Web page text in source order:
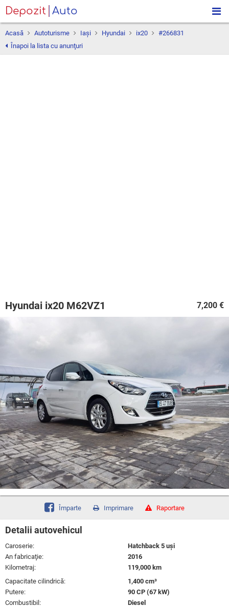
Depozit Auto
Acasă Autoturisme Iaşi Hyundai ix20
#266831
Înapoi la lista cu anunţuri
7,200 €
Hyundai ix20 M62VZ1
Împarte Imprimare Raportare
Detalii autovehicul
Caroserie:
Hatchback 5 uşi
An fabricaţie:
2016
Kilometraj:
119,000 km
Capacitate cilindrică:
1,400 cm³
Putere:
90 CP (67 kW)
Combustibil:
Diesel